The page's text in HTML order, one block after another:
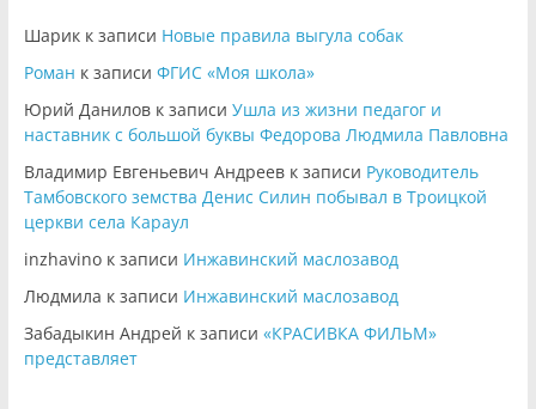
Шарикк записи Новые правила выгула собак
Роман к записи ФГИС «Моя школа»
Юрий Даниловк записи Ушла из жизни педагог и
наставник с большой буквы Федорова Людмила Павловна
Владимир Евгеньевич Андреевк записи Руководитель
Тамбовского земства Денис Силин побывал в Троицкой
церкви села Караул
inzhavinoк записи Инжавинский маслозавод
Людмила к записи Инжавинский маслозавод
Забадыкин Андрей к записи «КРАСИВКА ФИЛЬМ»
представляет